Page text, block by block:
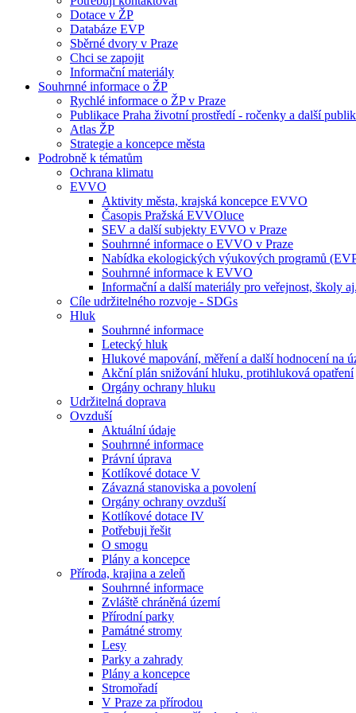
Dotace v ŽP
Databáze EVP
Sběrné dvory v Praze
Chci se zapojit
Informační materiály
Souhrnné informace o ŽP
Rychlé informace o ŽP v Praze
Publikace Praha životní prostředí - ročenky a další
Atlas ŽP
Strategie a koncepce města
Podrobně k tématům
Ochrana klimatu
EVVO
Aktivity města, krajská koncepce EVVO
Časopis Pražská EVVOluce
SEV a další subjekty EVVO v Praze
Souhrnné informace o EVVO v Praze
Nabídka ekologických výukových programů
Souhrnné informace k EVVO
Informační a další materiály pro veřejnost, školy aj.
Cíle udržitelného rozvoje - SDGs
Hluk
Souhrnné informace
Letecký hluk
Hlukové mapování, měření a další hodnocení na
Akční plán snižování hluku, protihluková opatření
Orgány ochrany hluku
Udržitelná doprava
Ovzduší
Aktuální údaje
Souhrnné informace
Právní úprava
Kotlíkové dotace V
Závazná stanoviska a povolení
Orgány ochrany ovzduší
Kotlíkové dotace IV
Potřebuji řešit
O smogu
Plány a koncepce
Příroda, krajina a zeleň
Souhrnné informace
Zvláště chráněná území
Přírodní parky
Památné stromy
Lesy
Parky a zahrady
Plány a koncepce
Stromořadí
V Praze za přírodou